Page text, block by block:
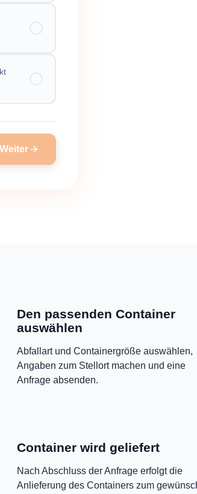
Weiter
Den passenden Container
auswählen
Abfallart und Containergröße auswählen,
Angaben zum Stellort machen und eine
Anfrage absenden.
Container wird geliefert
Nach Abschluss der Anfrage erfolgt die
Anlieferung des Containers zum